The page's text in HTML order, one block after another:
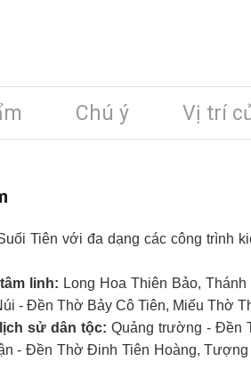
Chú ý Vị trí
Tiên với đa dạng các công trình
linh: Long Hoa Thiên Bảo,
- Đền Thờ Bảy Cô Tiên, Miếu Thờ
sử dân tộc: Quảng trường - Đền
- Đền Thờ Đinh Tiên Hoàng,